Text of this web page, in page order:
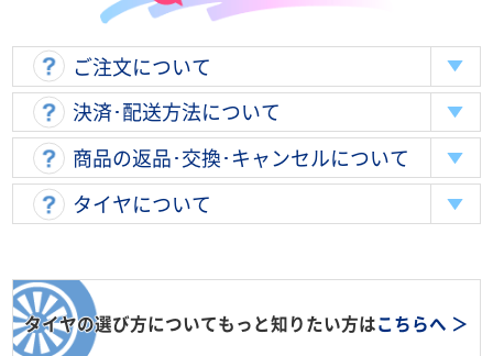
ご注文について
決済･配送方法について
商品の返品･交換･キャンセルについて
タイヤについて
タイヤの選び方についてもっと知りたい方はこちらへ ＞